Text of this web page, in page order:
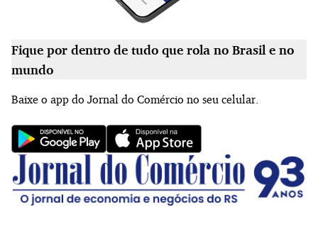
Fique por dentro de tudo que rola no Brasil e no
mundo
Baixe o app do Jornal do Comércio no seu celular.